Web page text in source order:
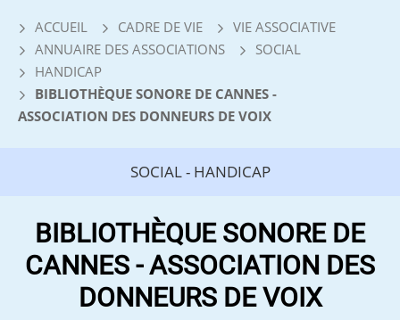
ACCUEIL CADRE DE VIE
VIE ASSOCIATIVE
ANNUAIRE DES ASSOCIATIONS
SOCIAL
HANDICAP
BIBLIOTHÈQUE SONORE DE CANNES -
ASSOCIATION DES DONNEURS DE VOIX
SOCIAL - HANDICAP
BIBLIOTHÈQUE SONORE DE
CANNES - ASSOCIATION DES
DONNEURS DE VOIX